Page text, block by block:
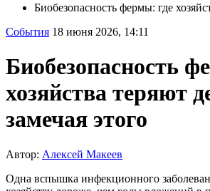
Биобезопасность фермы: где
События 18 июня 2026, 14:11
Биобезопасность
хозяйства теряют
замечая этого
Автор: Алексей Макеев
Одна вспышка инфекционного